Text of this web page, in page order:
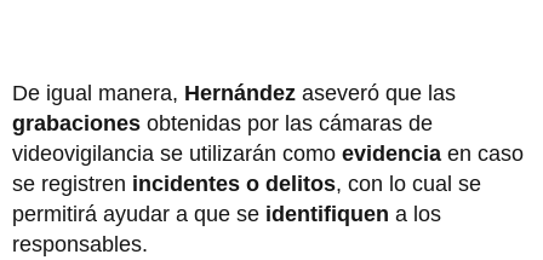
De igual manera, Hernández aseveró que las
grabaciones obtenidas por las cámaras de
videovigilancia se utilizarán como evidencia en caso
se registren incidentes o delitos, con lo cual se
permitirá ayudar a que se identifiquen a los
responsables.